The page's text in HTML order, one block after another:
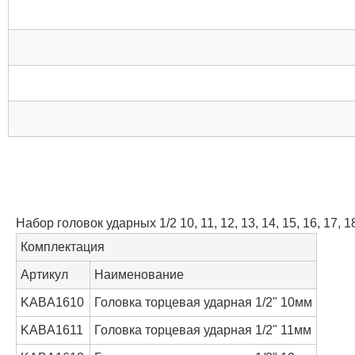
Набор головок ударных 1/2 10, 11, 12, 13, 14, 15, 16, 17,
Комплектация
Артикул Наименование
KABA1610 Головка торцевая ударная 1/2" 10мм
KABA1611 Головка торцевая ударная 1/2" 11мм